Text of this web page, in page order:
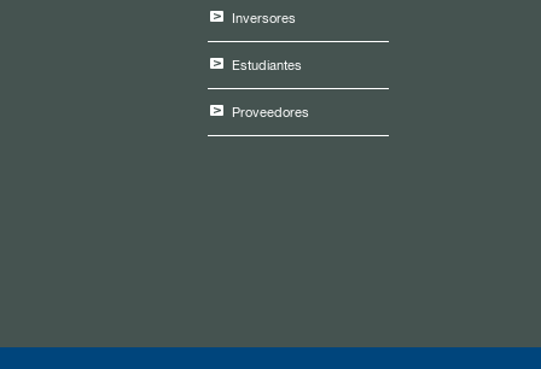
Inversores
Estudiantes
Proveedores